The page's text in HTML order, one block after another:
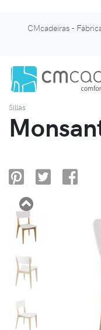
CMcadeiras -
Sillas